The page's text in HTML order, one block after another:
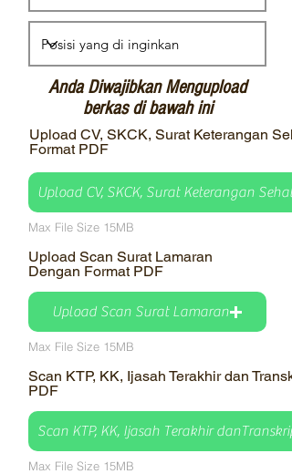
Anda Diwajibkan Mengupload
berkas di bawah ini
Upload CV, SKCK, Surat Keterangan
Format PDF
Upload CV, SKCK, Surat Keterangan
Max File Size 15MB
Upload Scan Surat Lamaran
Dengan Format PDF
Upload Scan Surat Lamaran
Max File Size 15MB
Scan KTP, KK, Ijasah Terakhir dan
PDF
Scan KTP, KK, Ijasah Terakhir
Max File Size 15MB